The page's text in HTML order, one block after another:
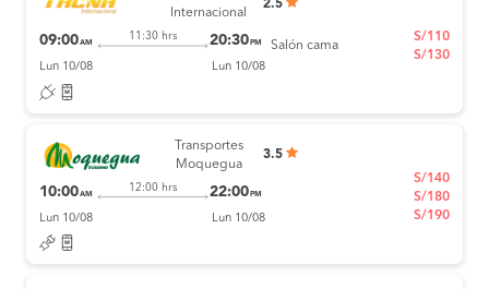
Internacional
2.5
09:00AM
11:30 hrs 20:30 PM
Lun 10/08 Lun 10/08
Salón cama
S/110
S/130
Transportes
Moquegua
3.5
10:00AM
12:00 hrs 22:00 PM
Lun 10/08 Lun 10/08
S/140
S/180
S/190